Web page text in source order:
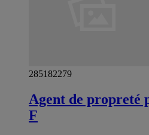
285182279
Agent de propreté
F